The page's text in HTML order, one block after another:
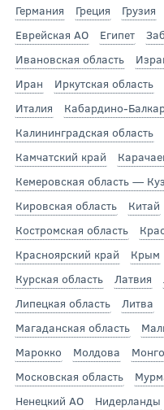
Германия
Греция Грузия
Еврейская АО
Египет
Ивановская область
Иран
Иркутская область
Италия
Кабардино-
Калининградская область
Камчатский край
Кемеровская область —
Кировская область
Китай
Костромская область
Красноярский край
Крым
Курская область
Латвия
Липецкая область
Литва
Магаданская область
Марокко
Молдова
Московская область
Ненецкий АО
Нидерланды